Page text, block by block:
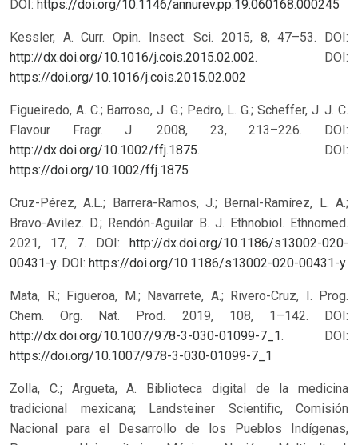
DOI: https://doi.org/10.1146/annurev.pp.19.060168.000245
Kessler, A. Curr. Opin. Insect. Sci. 2015, 8, 47–53. DOI:
http://dx.doi.org/10.1016/j.cois.2015.02.002. DOI:
https://doi.org/10.1016/j.cois.2015.02.002
Figueiredo, A. C.; Barroso, J. G.; Pedro, L. G.; Scheffer, J. J. C.
Flavour Fragr. J. 2008, 23, 213–226. DOI:
http://dx.doi.org/10.1002/ffj.1875. DOI:
https://doi.org/10.1002/ffj.1875
Cruz-Pérez, A.L.; Barrera-Ramos, J.; Bernal-Ramírez, L. A.;
Bravo-Avilez. D.; Rendón-Aguilar B. J. Ethnobiol. Ethnomed.
2021, 17, 7. DOI: http://dx.doi.org/10.1186/s13002-020-
00431-y. DOI: https://doi.org/10.1186/s13002-020-00431-y
Mata, R.; Figueroa, M.; Navarrete, A.; Rivero-Cruz, I. Prog.
Chem. Org. Nat. Prod. 2019, 108, 1–142. DOI:
http://dx.doi.org/10.1007/978-3-030-01099-7_1. DOI:
https://doi.org/10.1007/978-3-030-01099-7_1
Zolla, C.; Argueta, A. Biblioteca digital de la medicina
tradicional mexicana; Landsteiner Scientific, Comisión
Nacional para el Desarrollo de los Pueblos Indígenas,